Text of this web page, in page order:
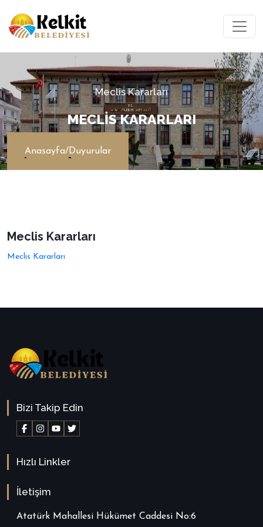
Meclis Kararları
MECLIS KARARLARI
Anasayfa/Duyurular
Meclis Kararları
Meclis Kararları
Bizi Takip Edin
Hızlı Linkler
İletişim
Atatürk Mahallesi Hükümet Caddesi No:6